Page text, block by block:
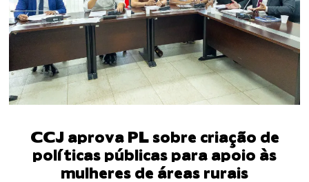
CCJ aprova PL sobre criação de
políticas públicas para apoio às
mulheres de áreas rurais